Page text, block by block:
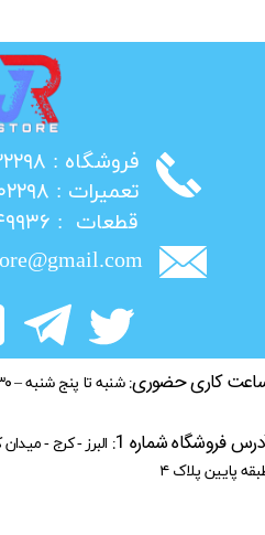
​فروشگاه : ۰۲۶۳۲۲۲۲۲۹۸
​تعمیرات : ۰۲۶۳۲۲۰۲۲۹۸
​قطعات : ۰۲۱۳۶۳۴۹۹۳۶
کاری حضوری: شنبه تا پنج شنبه – ۹:۳۰ صبح الی ۲۱:۰۰
فروشگاه شماره 1:
البرز - کرج -
پایین پلاک ۴